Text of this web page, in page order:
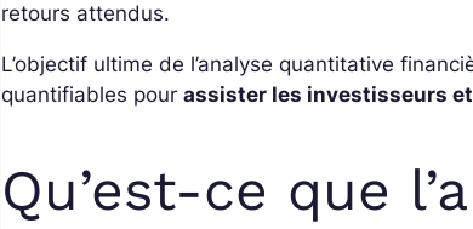
retours attendus.
L’objectif ultime de l’analyse quantitative
quantifiables pourassister les investisseurs
Qu’est-ce que